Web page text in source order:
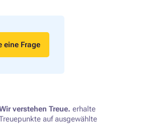
eine Frage
verstehen Treue. erhalte
auf ausgewählte